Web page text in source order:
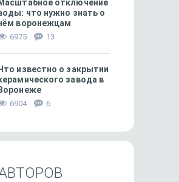
«Услышал сильный
рванул сюда»
Масштабное отключение
что нужно знать о
воронежцам
6975 13
известно о закрытии
завода в
Воронеже
6904 6